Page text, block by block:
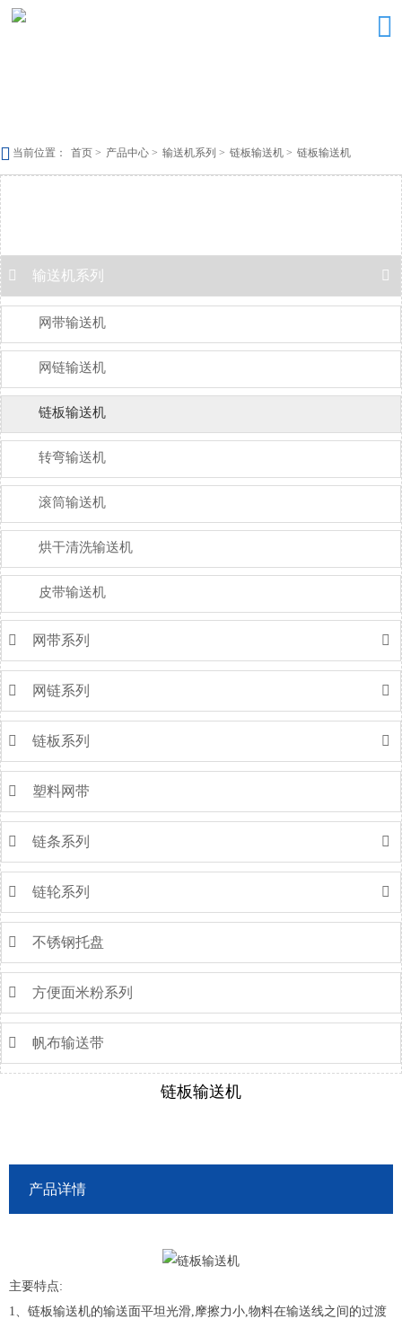

 当前位置： 首页 > 产品中心 > 输送机系列 > 链板输送机 > 链板输送机
 输送机系列 
网带输送机
网链输送机
链板输送机
转弯输送机
滚筒输送机
烘干清洗输送机
皮带输送机
 网带系列 
 网链系列 
 链板系列 
 塑料网带
 链条系列 
 链轮系列 
 不锈钢托盘
 方便面米粉系列
 帆布输送带
链板输送机
产品详情
主要特点:
1、链板输送机的输送面平坦光滑,摩擦力小,物料在输送线之间的过渡